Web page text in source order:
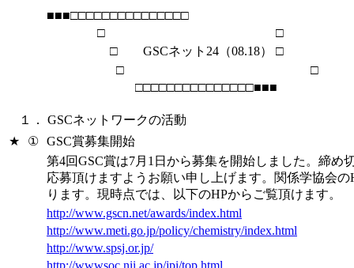
■■■□□□□□□□□□□□□□□□
□ □
□ GSCネット24（08.18） □
□ □
□□□□□□□□□□□□□□□■■■
１．
GSCネットワークの活動
★
① GSC賞募集開始
第4回GSC賞は7月1日から募集を開始しました。締め
応募頂けますようお願い申し上げます。関係学協会
ります。現時点では、以下のHPからご覧頂けます。
http://www.gscn.net/awards/index.html
http://www.meti.go.jp/policy/chemistry/index.html
http://www.spsj.or.jp/
http://wwwsoc.nii.ac.jp/jpi/top.html